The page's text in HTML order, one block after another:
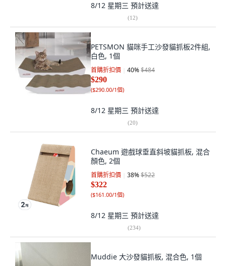
8/12 星期三 預計送達
(12)
PETSMON 貓咪手工沙發貓抓板2件組,
白色, 1個
首購折扣價 40%$484
$290
($290.00/1個)
8/12 星期三 預計送達
(20)
Chaeum 遊戲球垂直斜坡貓抓板, 混合
顏色, 2個
首購折扣價 38%$522
$322
($161.00/1個)
8/12 星期三 預計送達
(234)
Muddie 大沙發貓抓板, 混合色, 1個